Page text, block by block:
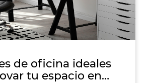
de oficina ideales
tu espacio en